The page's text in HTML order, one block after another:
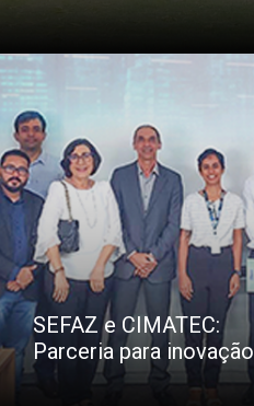
SEFAZ e CIMATEC:
Parceria para inovação